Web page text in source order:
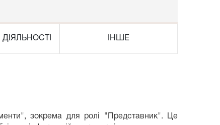
ІНШЕ
зокрема для ролі "Представник". Це